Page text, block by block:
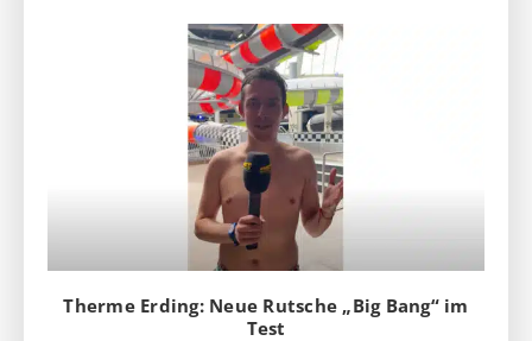
Therme Erding: Neue Rutsche „Big Bang“ im
Test